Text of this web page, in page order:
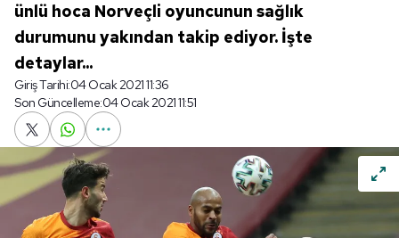
ünlü hoca Norveçli oyuncunun sağlık
durumunu yakından takip ediyor. İşte
detaylar...
Giriş Tarihi:04 Ocak 2021 11:36
Son Güncelleme:04 Ocak 2021 11:51